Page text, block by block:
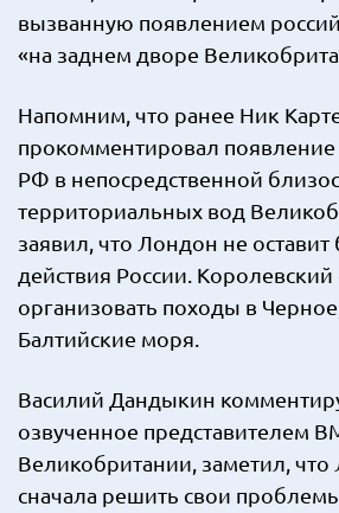
вызванную появлением
«на заднем дворе
Напомним, что ранее Ник
прокомментировал
РФ в непосредственной
территориальных вод
заявил, что Лондон не оставит
действия России.
организовать походы в
Балтийские моря.
Василий Дандыкин
озвученное представителем
Великобритании, заметил, что
сначала решить свои